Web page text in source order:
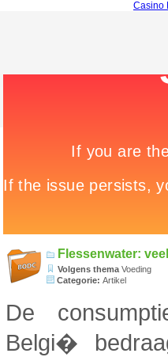
Casino
Flessenwater:
Volgens thema Voeding
Categorie: Artikel
De
Belgi�